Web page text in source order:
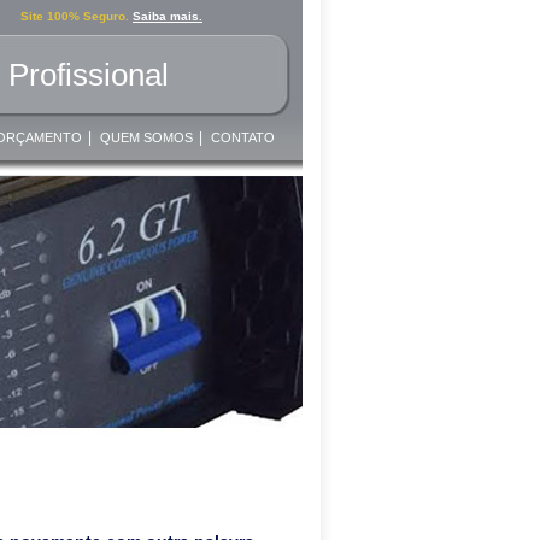
Site 100% Seguro. Saiba mais.
QUEM SOMOS CONTATO